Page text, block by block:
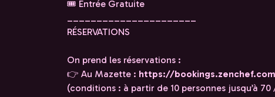
🎟 Entrée Gratuite
______________________
RÉSERVATIONS
On prend les réservations :
👉 Au Mazette : https://
(conditions : à partir de 10 personnes jusqu’à